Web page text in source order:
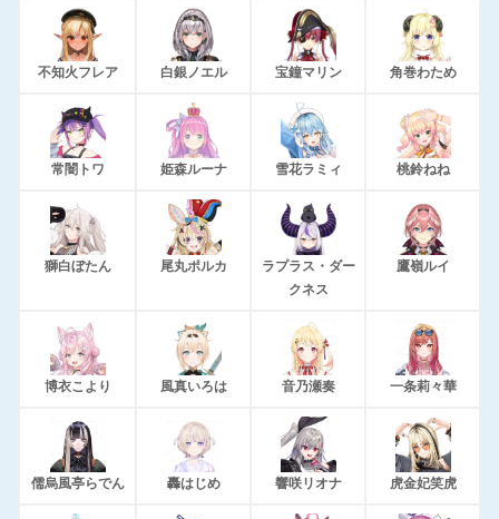
不知火フレア 白銀ノエル 宝鐘マリン 角巻わため
常闇トワ 姫森ルーナ 雪花ラミィ 桃鈴ねね
獅白ぼたん 尾丸ポルカ
ラプラス・ダー
クネス
鷹嶺ルイ
博衣こより 風真いろは 音乃瀬奏 一条莉々華
儒烏風亭らでん 轟はじめ 響咲リオナ 虎金妃笑虎